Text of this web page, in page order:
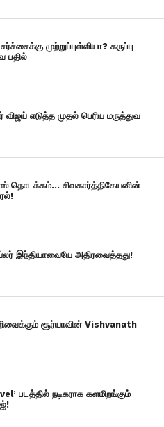
முற்றுப்புள்ளியா? கருப்பு
பதில்
எடுத்த முதல் பெரிய மருத்துவ
தொடக்கம்… சிவகார்த்திகேயனின்
இந்தியாவையே அதிரவைத்தது!
சூர்யாவின் Vishvanath
படத்தில் நடிகராக களமிறங்கும்